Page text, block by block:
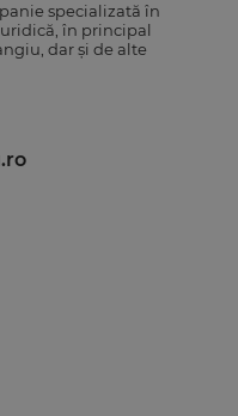
specializată în
în principal
dar și de alte